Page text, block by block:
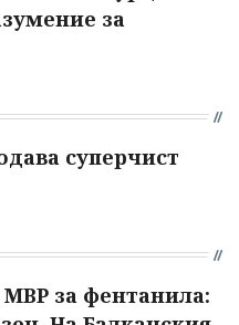
за
суперчист
МВР за фентанила: